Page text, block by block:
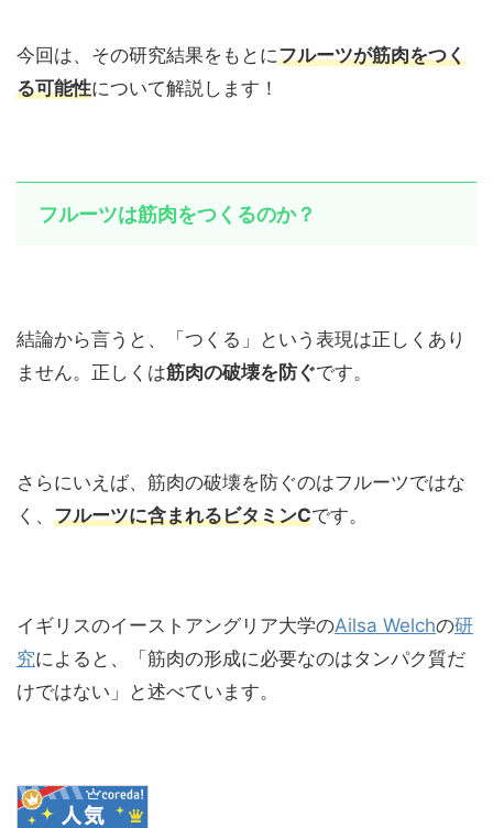
今回は、その研究結果をもとにフルーツが筋肉をつく
る可能性について解説します！
フルーツは筋肉をつくるのか？
結論から言うと、「つくる」という表現は正しくあり
ません。正しくは筋肉の破壊を防ぐです。
さらにいえば、筋肉の破壊を防ぐのはフルーツではな
く、 フルーツに含まれるビタミンCです。
イギリスのイーストアングリア大学のAilsa Welchの研
究によると、「筋肉の形成に必要なのはタンパク質だ
けではない」と述べています。